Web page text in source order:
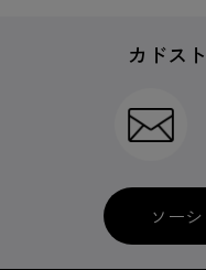
カドス
ソー